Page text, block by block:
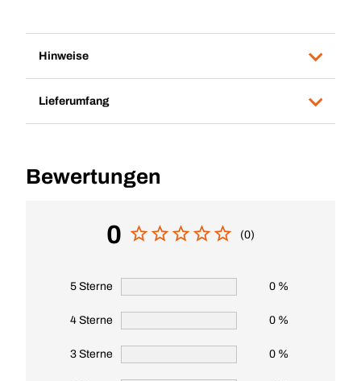
Hinweise
Lieferumfang
Bewertungen
0 (0)
5 Sterne 0 %
4 Sterne 0 %
3 Sterne 0 %